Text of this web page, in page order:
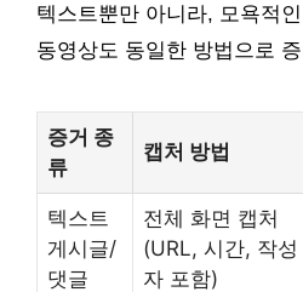
텍스트뿐만 아니라, 모욕적
동영상도 동일한 방법으로
증거 종
류
캡처 방법
텍스트
게시글/
댓글
전체 화면 캡처
(URL, 시간, 작성
자 포함)